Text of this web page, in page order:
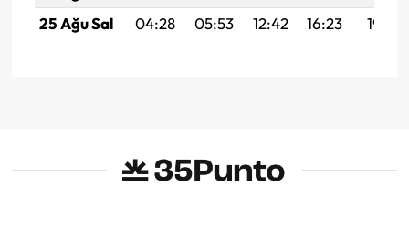
25 Ağu Sal
04:28 05:53 12:42 16:23 19:22